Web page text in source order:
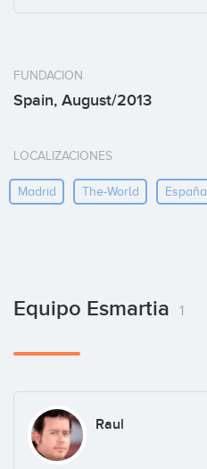
FUNDACION
Spain, August/2013
LOCALIZACIONES
Madrid The-World España
Equipo Esmartia 1
Raul